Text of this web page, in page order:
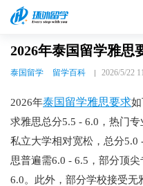
2026年泰国留学雅思
泰国留学 留学百科 2026/5/22
2026年泰国留学雅思要求
求雅思总分5.5 - 6.0，热门
私立大学相对宽松，总分5.0
思普遍需6.0 - 6.5，部分顶
6.0。此外，部分学校接受